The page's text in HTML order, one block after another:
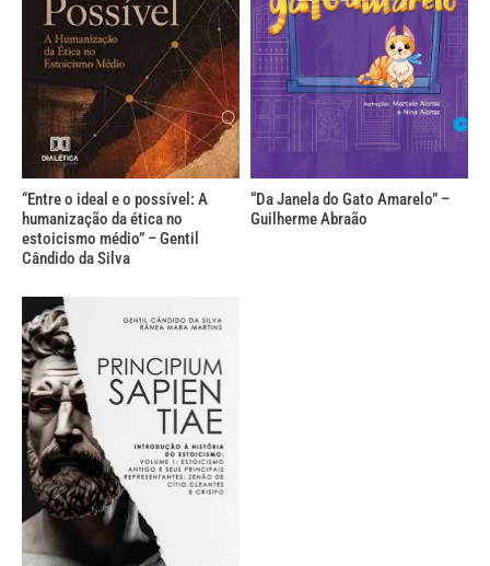
“Entre o ideal e o possível: A
humanização da ética no
estoicismo médio” – Gentil
Cândido da Silva
“Da Janela do Gato Amarelo” –
Guilherme Abraão